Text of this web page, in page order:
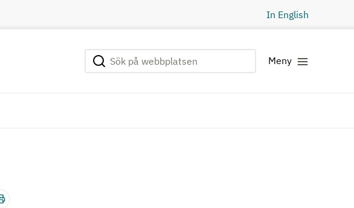
In English
Sök på webbplatsen
Genomför sökning Meny